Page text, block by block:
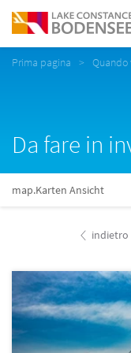
Prima pagina Quando
Da fare in
map.Karten Ansicht
indietro